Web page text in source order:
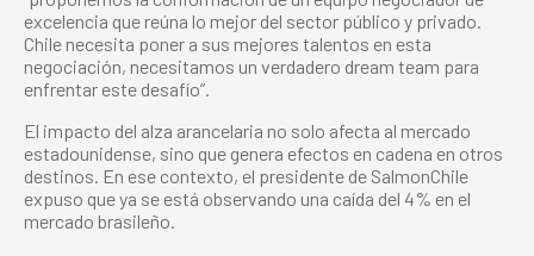
excelencia que reúna lo mejor del sector público y privado.
Chile necesita poner a sus mejores talentos en esta
negociación, necesitamos un verdadero dream team para
enfrentar este desafío”.
El impacto del alza arancelaria no solo afecta al mercado
estadounidense, sino que genera efectos en cadena en otros
destinos. En ese contexto, el presidente de SalmonChile
expuso que ya se está observando una caída del 4% en el
mercado brasileño.